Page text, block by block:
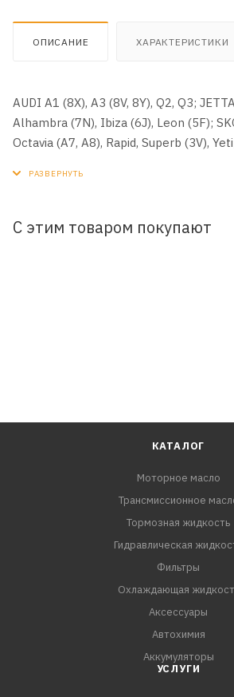
ОПИСАНИЕ ХАРАКТЕРИСТИКИ
AUDI A1 (8X), A3 (8V, 8Y), Q2, Q3;
Alhambra (7N), Ibiza (6J), Leon (5F);
Octavia (A7, A8), Rapid, Superb (3V),
Размер: 273x195x37
С этим товаром покупают
КАТАЛОГ
Моторное масло
Трансмиссионное
Тормозная жидкость
Гидравлическая
Фильтры
Охлаждающая
Аксессуары
Автохимия
Аккумуляторы
УСЛУГИ